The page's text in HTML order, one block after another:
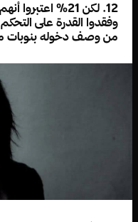
12. لكن 21%
وفقدوا القدرة على
من وصف دخوله بنوبات